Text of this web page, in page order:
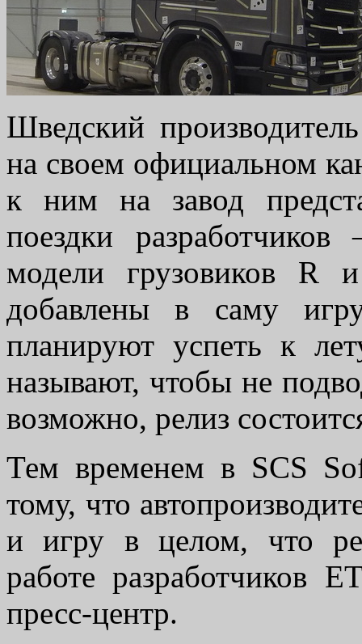
Шведский
на своем официальном
к ним на завод
поездки
модели грузовиков R
добавлены в саму
планируют успеть к
называют, чтобы не
возможно, релиз
Тем временем в SCS
тому, что
и игру в целом, что
работе разработчиков
пресс-центр.